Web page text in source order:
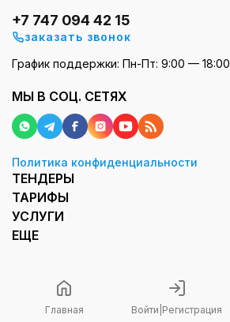
Главная Войти Регистрация
+7 747 094 42 15
заказать звонок
График поддержки: Пн-Пт: 9:00 — 18:00
МЫ В СОЦ. СЕТЯХ
Политика конфиденциальности
ТЕНДЕРЫ
ТАРИФЫ
УСЛУГИ
ЕЩЕ